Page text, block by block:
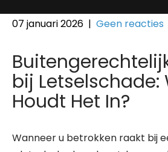
07 januari 2026 | Geen reacties
bij Letselschade:
Houdt Het In?
Wanneer u betrokken raakt bij